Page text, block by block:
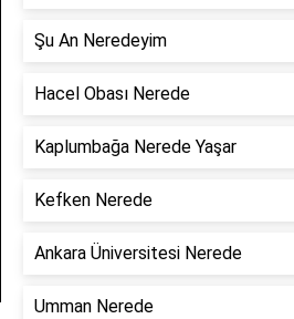
Şu An Neredeyim
Hacel Obası Nerede
Kaplumbağa Nerede Yaşar
Kefken Nerede
Ankara Üniversitesi Nerede
Umman Nerede